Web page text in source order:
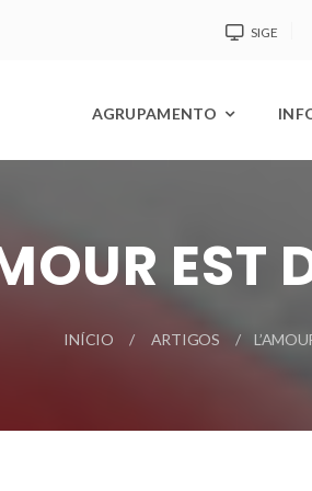
SIGE
AGRUPAMENTO
EST
INÍCIO ARTIGOS